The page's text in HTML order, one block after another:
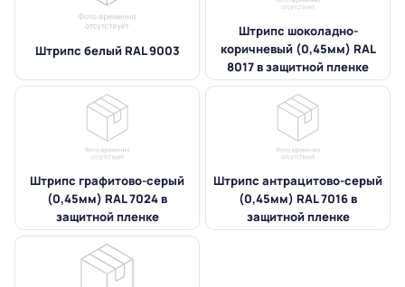
Штрипс белый RAL 9003
Штрипс шоколадно-
коричневый (0,45мм) RAL
8017 в защитной пленке
Штрипс графитово-серый
(0,45мм) RAL 7024 в
защитной пленке
Штрипс антрацитово-серый
(0,45мм) RAL 7016 в
защитной пленке